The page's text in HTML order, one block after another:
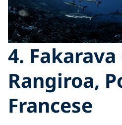
4. Fakarava
Rangiroa,
Francese